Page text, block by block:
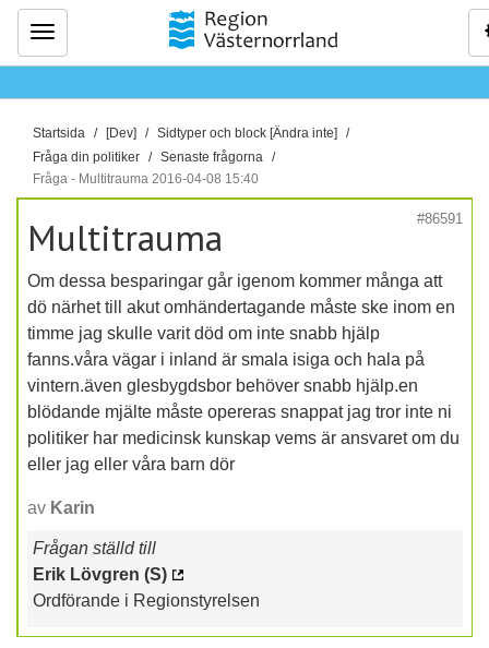
Meny
D
u
ä
h
r
:
Startsida [Dev]
Sidtyper och block [Ändra inte]
Fråga din politiker
Senaste frågorna
Fråga - Multitrauma 2016-04-08 15:40
#86591
Multitrauma
Om dessa besparingar går igenom kommer många att
dö närhet till akut omhändertagande måste ske inom en
timme jag skulle varit död om inte snabb hjälp
fanns.våra vägar i inland är smala isiga och hala på
vintern.även glesbygdsbor behöver snabb hjälp.en
blödande mjälte måste opereras snappat jag tror inte ni
politiker har medicinsk kunskap vems är ansvaret om du
eller jag eller våra barn dör
av Karin
Frågan ställd till
Erik Lövgren (S)
Ordförande i Regionstyrelsen